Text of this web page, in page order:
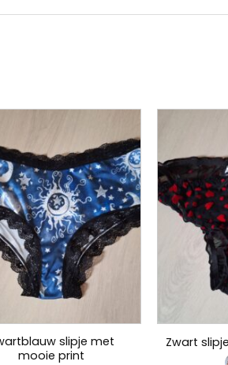
slipje met
mooie print
Zwart